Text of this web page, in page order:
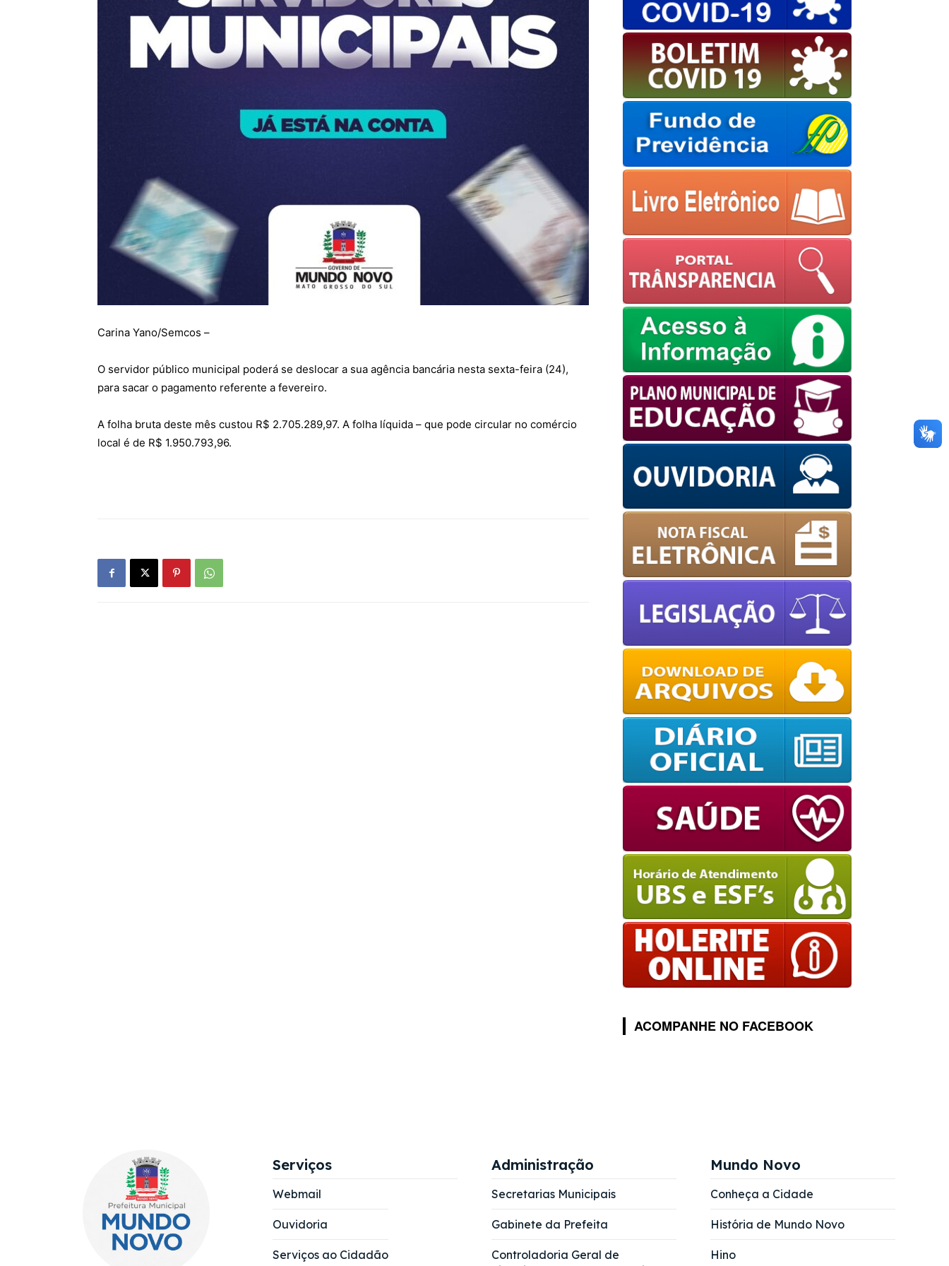
OK
European Commission | Cookies Policy
Carina Yano/Semcos –
O servidor público municipal poderá se deslocar a sua agência bancária nesta sexta-feira (24),
para sacar o pagamento referente a fevereiro.
A folha bruta deste mês custou R$ 2.705.289,97. A folha líquida – que pode circular no comércio
local é de R$ 1.950.793,96.
ACOMPANHE NO FACEBOOK
Serviços
Webmail
Ouvidoria
Serviços ao Cidadão
Administração
Secretarias Municipais
Gabinete da Prefeita
Controladoria Geral de
Mundo Novo
Conheça a Cidade
História de Mundo Novo
Hino